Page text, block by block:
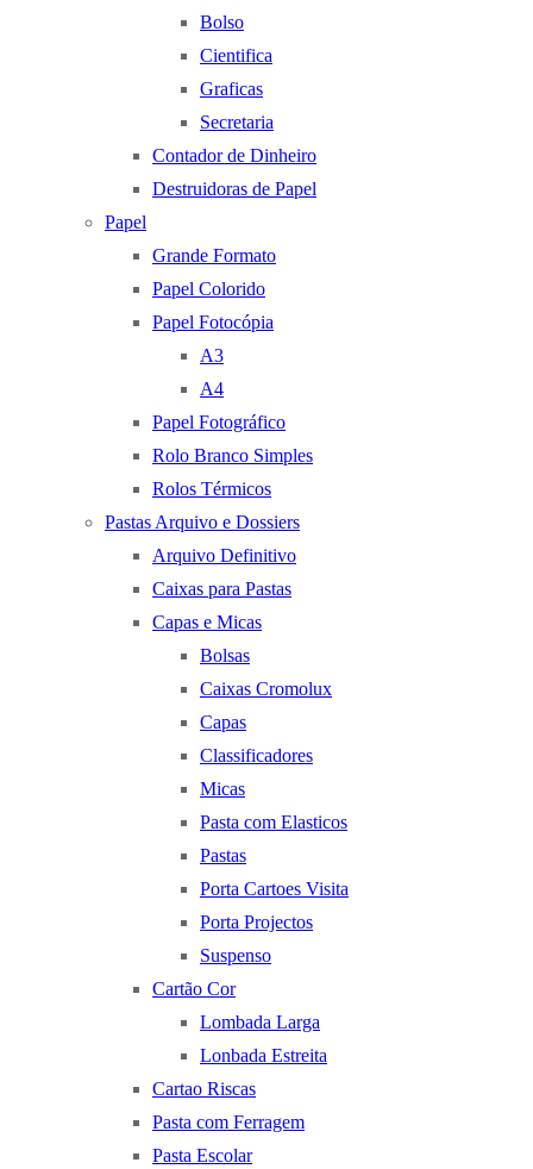
Bolso
Cientifica
Graficas
Secretaria
Contador de Dinheiro
Destruidoras de Papel
Papel
Grande Formato
Papel Colorido
Papel Fotocópia
A3
A4
Papel Fotográfico
Rolo Branco Simples
Rolos Térmicos
Pastas Arquivo e Dossiers
Arquivo Definitivo
Caixas para Pastas
Capas e Micas
Bolsas
Caixas Cromolux
Capas
Classificadores
Micas
Pasta com Elasticos
Pastas
Porta Cartoes Visita
Porta Projectos
Suspenso
Cartão Cor
Lombada Larga
Lonbada Estreita
Cartao Riscas
Pasta com Ferragem
Pasta Escolar